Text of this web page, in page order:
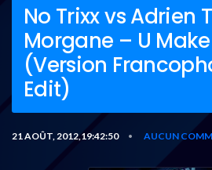
No Trixx vs Adrien
Morgane – U Make
(Version
Edit)
21 AOÛT, 2012,19:42:50 • AUCUN